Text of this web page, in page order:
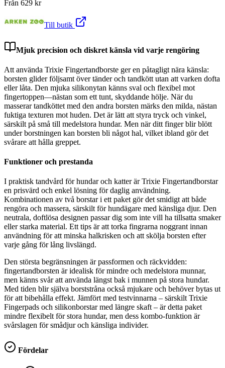
Från 629 kr
Till butik
Mjuk precision och diskret känsla vid varje rengöring
Att använda Trixie Fingertandborste ger en påtagligt nära känsla:
borsten glider följsamt över tänder och tandkött utan att varken dofta
eller låta. Den mjuka silikonytan känns sval och flexibel mot
fingertoppen—nästan som ett tunt, skyddande hölje. När du
masserar tandköttet med den andra borsten märks den milda, nästan
fuktiga texturen mot huden. Det är lätt att styra tryck och vinkel,
särskilt på små till medelstora hundar. Men när ditt finger blir blött
under borstningen kan borsten bli något hal, vilket ibland gör det
svårare att hålla greppet.
Funktioner och prestanda
I praktisk tandvård för hundar och katter är Trixie Fingertandborstar
en prisvärd och enkel lösning för daglig användning.
Kombinationen av två borstar i ett paket gör det smidigt att både
rengöra och massera, särskilt för hundägare med känsliga djur. Den
neutrala, doftlösa designen passar dig som inte vill ha tillsatta smaker
eller starka material. Ett tips är att torka fingrarna noggrant innan
användning för att minska halkrisken och att skölja borsten efter
varje gång för lång livslängd.
Den största begränsningen är passformen och räckvidden:
fingertandborsten är idealisk för mindre och medelstora munnar,
men känns svår att använda längst bak i munnen på stora hundar.
Med tiden blir själva borststråna också mjukare och behöver bytas ut
för att bibehålla effekt. Jämfört med testvinnarna – särskilt Trixie
Fingerpads och silikonborstar med längre skaft – är detta paket
mindre flexibelt för stora hundar, men dess kombo-funktion är
svårslagen för smådjur och känsliga individer.
Fördelar